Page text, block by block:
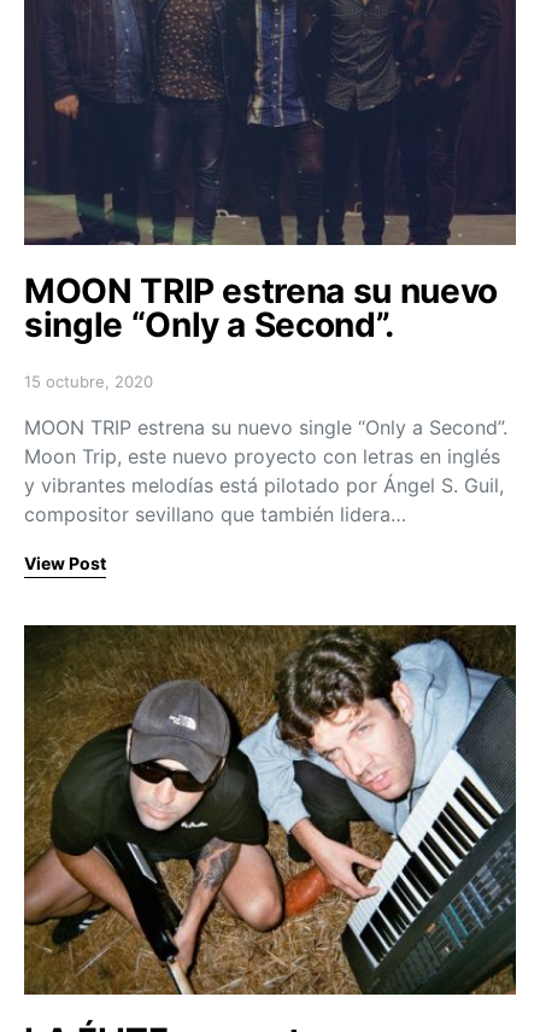
MOON TRIP estrena su nuevo
single “Only a Second”.
Posted on
15 octubre, 2020
MOON TRIP estrena su nuevo single “Only a Second”.
Moon Trip, este nuevo proyecto con letras en inglés
y vibrantes melodías está pilotado por Ángel S. Guil,
compositor sevillano que también lidera…
View Post